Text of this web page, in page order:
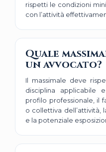
rispetti le condizioni
con l’attività
Quale
un avvocato?
Il massimale deve
disciplina applicabile
profilo professionale, il
o collettiva dell’attività,
e la potenziale